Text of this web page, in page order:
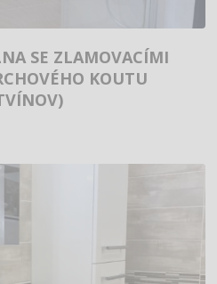
SE ZLAMOVACÍMI
KOUTU